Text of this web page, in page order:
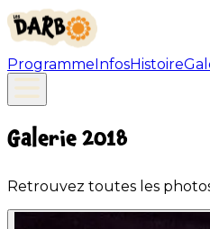
ProgrammeInfosHistoire
Galerie 2018
Retrouvez toutes les